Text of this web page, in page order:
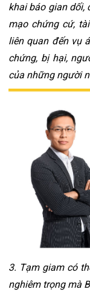
khai báo gian dối,
mạo chứng cứ,
liên quan đến vụ
chứng, bị hại,
của những người
3. Tạm giam có
nghiêm trọng mà